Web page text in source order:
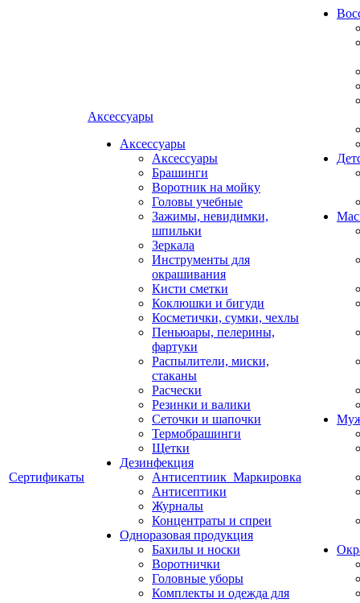
Сертификаты
Аксессуары
Аксессуары
Аксессуары
Брашинги
Воротник на мойку
Головы учебные
Зажимы, невидимки,
шпильки
Зеркала
Инструменты для
окрашивания
Кисти сметки
Коклюшки и бигуди
Косметички, сумки, чехлы
Пеньюары, пелерины,
фартуки
Распылители, миски,
стаканы
Расчески
Резинки и валики
Сеточки и шапочки
Термобрашинги
Щетки
Дезинфекция
Антисептиик_Маркировка
Антисептики
Журналы
Концентраты и спреи
Одноразовая продукция
Бахилы и носки
Воротнички
Головные уборы
Комплекты и одежда для